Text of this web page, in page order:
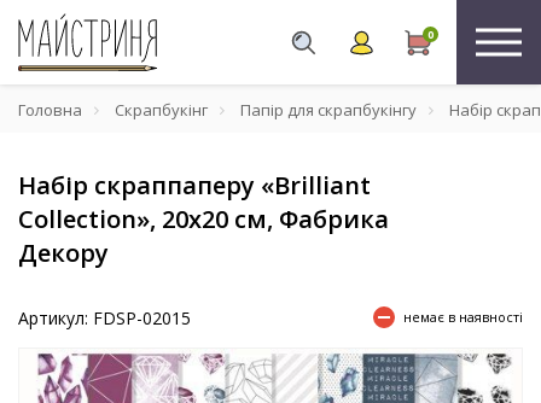
0
Головна Скрапбукінг Папір для скрапбукінгу Набір
Набір скраппаперу «Brilliant
Collection», 20x20 см, Фабрика
Декору
Артикул: FDSP-02015 немає в наявності